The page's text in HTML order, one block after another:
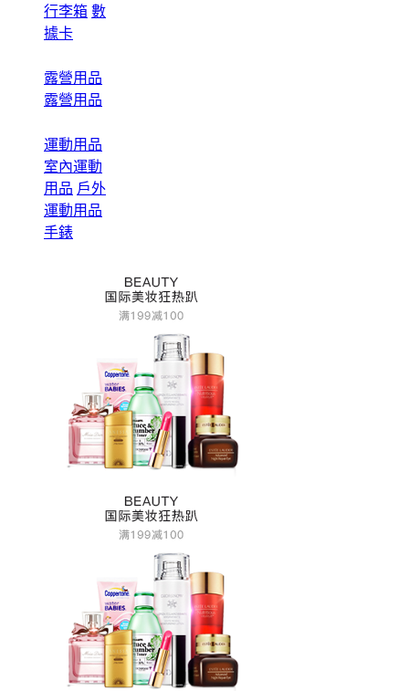
行李箱 數
據卡
露營用品
露營用品
運動用品
室內運動
用品 戶外
運動用品
手錶